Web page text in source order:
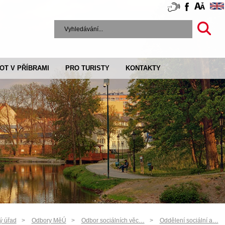
V PŘÍBRAMI PRO TURISTY KONTAKTY
úřad Odbory MěÚ Odbor sociálních věc… Oddělení sociální a…